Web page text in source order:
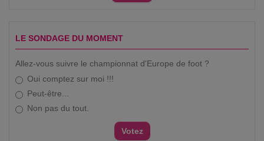
LE SONDAGE DU MOMENT
Allez-vous suivre le championnat d'Europe de foot ?
Oui comptez sur moi !!!
Peut-être...
Non pas du tout.